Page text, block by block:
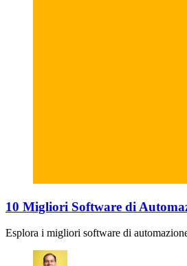
10 Migliori Software di
Esplora i migliori software di